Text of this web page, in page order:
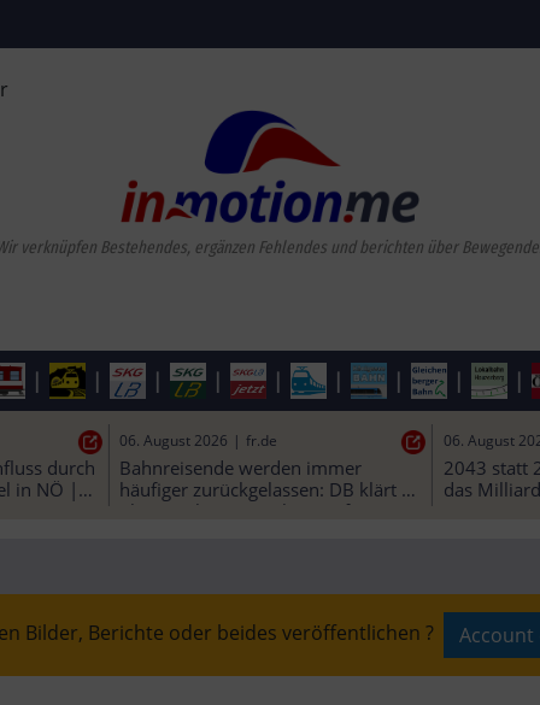
verknüpfen Bestehendes, ergänzen Fehlendes und berichten über
durch
in NÖ |
06. August 2026 | fr.de
Bahnreisende werden immer
häufiger zurückgelassen: DB klärt
über 2.-Klasse-Regelung auf
06. August
2043 statt
das
Bilder, Berichte oder beides veröffentlichen ? Account